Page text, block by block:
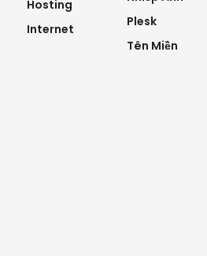
Hosting
Internet
Plesk
Tên Miền